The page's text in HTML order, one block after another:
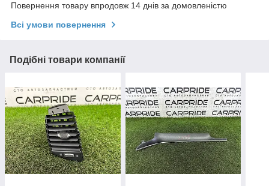
Повернення товару впродовж 14 днів за домовленістю
Всі умови повернення
Подібні товари компанії